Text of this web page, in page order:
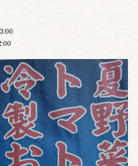
022-222-3830
〜土 12:00〜22:00)
からのご予約